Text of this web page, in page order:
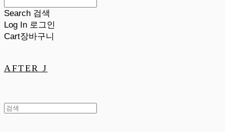
Search 검색
Log In 로그인
Cart장바구니
AFTER J